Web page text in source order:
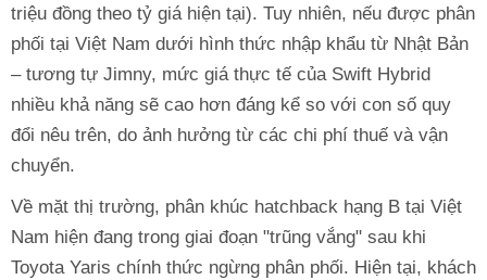
triệu đồng theo tỷ giá hiện tại). Tuy nhiên, nếu được phân
phối tại Việt Nam dưới hình thức nhập khẩu từ Nhật Bản
– tương tự Jimny, mức giá thực tế của Swift Hybrid
nhiều khả năng sẽ cao hơn đáng kể so với con số quy
đổi nêu trên, do ảnh hưởng từ các chi phí thuế và vận
chuyển.
Về mặt thị trường, phân khúc hatchback hạng B tại Việt
Nam hiện đang trong giai đoạn "trũng vắng" sau khi
Toyota Yaris chính thức ngừng phân phối. Hiện tại, khách